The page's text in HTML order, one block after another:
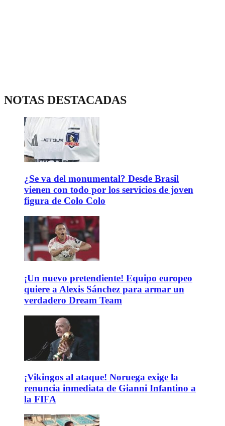
NOTAS DESTACADAS
¿Se va del monumental? Desde Brasil
vienen con todo por los servicios de joven
figura de Colo Colo
¡Un nuevo pretendiente! Equipo europeo
quiere a Alexis Sánchez para armar un
verdadero Dream Team
¡Vikingos al ataque! Noruega exige la
renuncia inmediata de Gianni Infantino a
la FIFA